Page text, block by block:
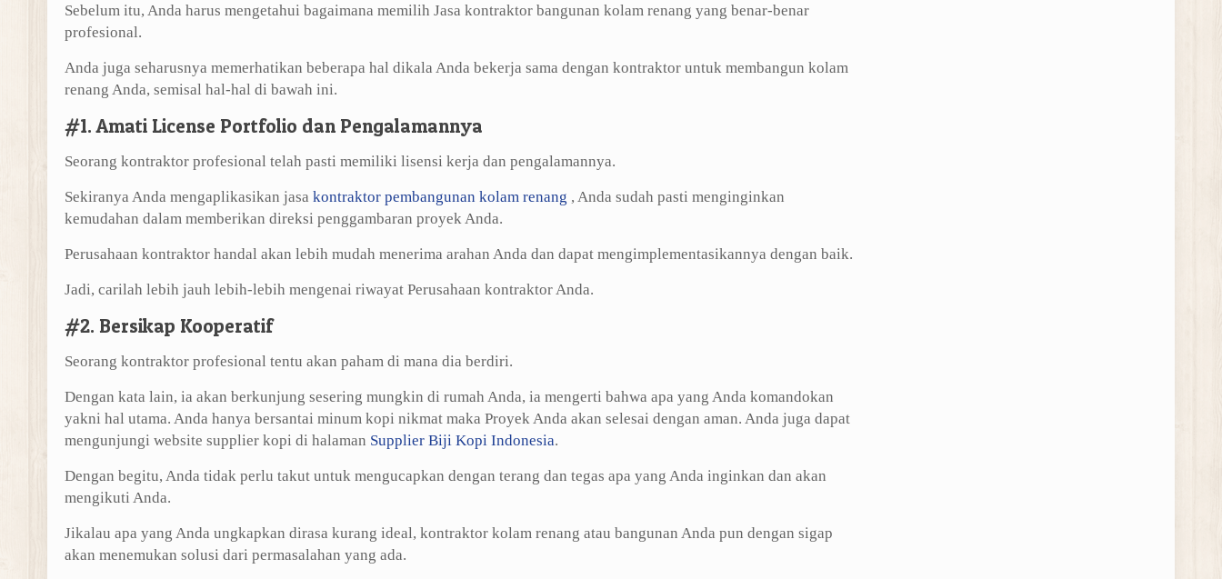
Sebelum itu, Anda harus mengetahui bagaimana memilih Jasa kontraktor bangunan kolam renang yang benar-benar
profesional.
Anda juga seharusnya memerhatikan beberapa hal dikala Anda bekerja sama dengan kontraktor untuk membangun kolam
renang Anda, semisal hal-hal di bawah ini.
#1. Amati License Portfolio dan Pengalamannya
Seorang kontraktor profesional telah pasti memiliki lisensi kerja dan pengalamannya.
Sekiranya Anda mengaplikasikan jasa kontraktor pembangunan kolam renang , Anda sudah pasti menginginkan
kemudahan dalam memberikan direksi penggambaran proyek Anda.
Perusahaan kontraktor handal akan lebih mudah menerima arahan Anda dan dapat mengimplementasikannya dengan baik.
Jadi, carilah lebih jauh lebih-lebih mengenai riwayat Perusahaan kontraktor Anda.
#2. Bersikap Kooperatif
Seorang kontraktor profesional tentu akan paham di mana dia berdiri.
Dengan kata lain, ia akan berkunjung sesering mungkin di rumah Anda, ia mengerti bahwa apa yang Anda komandokan
yakni hal utama. Anda hanya bersantai minum kopi nikmat maka Proyek Anda akan selesai dengan aman. Anda juga dapat
mengunjungi website supplier kopi di halaman Supplier Biji Kopi Indonesia.
Dengan begitu, Anda tidak perlu takut untuk mengucapkan dengan terang dan tegas apa yang Anda inginkan dan akan
mengikuti Anda.
Jikalau apa yang Anda ungkapkan dirasa kurang ideal, kontraktor kolam renang atau bangunan Anda pun dengan sigap
akan menemukan solusi dari permasalahan yang ada.